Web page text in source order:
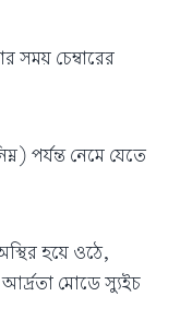
সময় চেম্বারের
পর্যন্ত নেমে যেতে
হয়ে ওঠে,
মোডে স্যুইচ